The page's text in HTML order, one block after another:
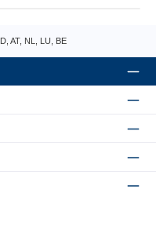
AT, NL, LU, BE